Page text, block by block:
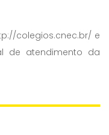
colegios.cnec.br/ e
de atendimento da